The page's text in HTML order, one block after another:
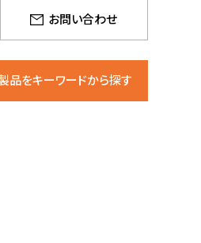
お問い合わせ
品をキーワードから探す